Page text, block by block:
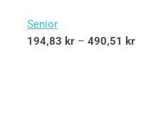
Senior
194,83 kr – 490,51 kr